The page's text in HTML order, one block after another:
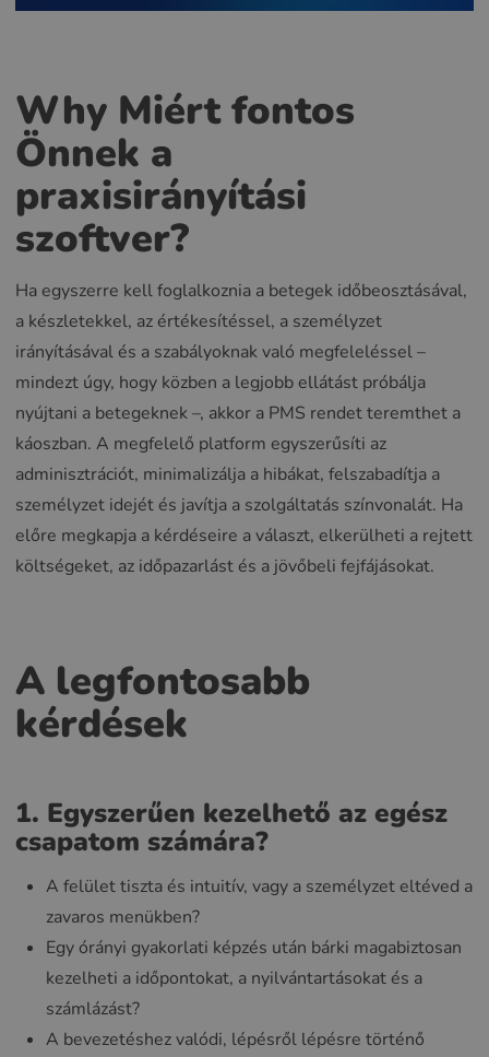
Why Miért fontos
Önnek a
praxisirányítási
szoftver?
Ha egyszerre kell foglalkoznia a betegek időbeosztásával,
a készletekkel, az értékesítéssel, a személyzet
irányításával és a szabályoknak való megfeleléssel –
mindezt úgy, hogy közben a legjobb ellátást próbálja
nyújtani a betegeknek –, akkor a PMS rendet teremthet a
káoszban. A megfelelő platform egyszerűsíti az
adminisztrációt, minimalizálja a hibákat, felszabadítja a
személyzet idejét és javítja a szolgáltatás színvonalát. Ha
előre megkapja a kérdéseire a választ, elkerülheti a rejtett
költségeket, az időpazarlást és a jövőbeli fejfájásokat.
A legfontosabb
kérdések
1. Egyszerűen kezelhető az egész
csapatom számára?
A felület tiszta és intuitív, vagy a személyzet eltéved a
zavaros menükben?
Egy órányi gyakorlati képzés után bárki magabiztosan
kezelheti a időpontokat, a nyilvántartásokat és a
számlázást?
A bevezetéshez valódi, lépésről lépésre történő